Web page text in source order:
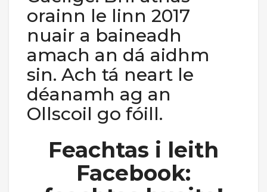
orainn le linn 2017
nuair a baineadh
amach an dá aidhm
sin. Ach tá neart le
déanamh ag an
Ollscoil go fóill.
Feachtas i leith
Facebook: